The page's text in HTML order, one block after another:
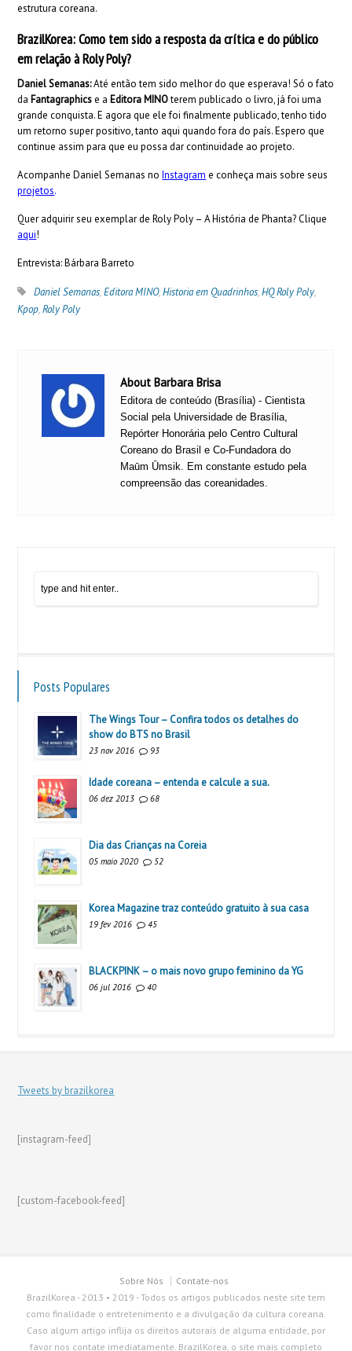
estrutura coreana.
BrazilKorea: Como tem sido a resposta da crítica e do público
em relação à Roly Poly?
Daniel Semanas:Até então tem sido melhor do que esperava! Só o fato
da Fantagraphicse a Editora MINOterem publicado o livro, já foi uma
grande conquista. E agora que ele foi finalmente publicado, tenho tido
um retorno super positivo, tanto aqui quando fora do país. Espero que
continue assim para que eu possa dar continuidade ao projeto.
Acompanhe Daniel Semanas no Instagram e conheça mais sobre seus
projetos.
Quer adquirir seu exemplar de Roly Poly – A História de Phanta? Clique
aqui!
Entrevista: Bárbara Barreto
Daniel Semanas,Editora MINO,Historia em Quadrinhos,HQ Roly Poly,
Kpop,Roly Poly
About Barbara Brisa
Editora de conteúdo (Brasília) - Cientista
Social pela Universidade de Brasília,
Repórter Honorária pelo Centro Cultural
Coreano do Brasil e Co-Fundadora do
Maūm Ūmsik. Em constante estudo pela
compreensão das coreanidades.
Posts Populares
The Wings Tour – Confira todos os detalhes do
show do BTS no Brasil
23 nov 2016 93
Idade coreana – entenda e calcule a sua.
06 dez 2013 68
Dia das Crianças na Coreia
05 maio 2020 52
Korea Magazine traz conteúdo gratuito à sua casa
19 fev 2016 45
BLACKPINK – o mais novo grupo feminino da YG
06 jul 2016 40
Tweets by brazilkorea
[instagram-feed]
[custom-facebook-feed]
Sobre Nós
Contate-nos
BrazilKorea - 2013 • 2019 - Todos os artigos publicados neste site tem
como finalidade o entretenimento e a divulgação da cultura coreana.
Caso algum artigo inflija os direitos autorais de alguma entidade, por
favor nos contate imediatamente. BrazilKorea, o site mais completo